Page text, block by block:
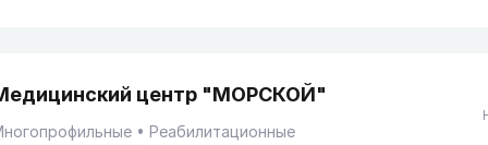
центр "МОРСКОЙ"
Реабилитационные